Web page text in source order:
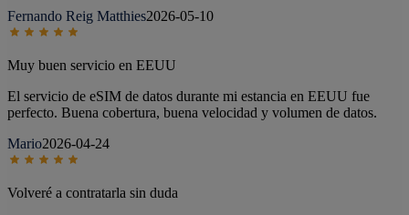
Fernando Reig Matthies2026-05-10
Muy buen servicio en EEUU
El servicio de eSIM de datos durante mi estancia en EEUU fue
perfecto. Buena cobertura, buena velocidad y volumen de datos.
Mario2026-04-24
Volveré a contratarla sin duda